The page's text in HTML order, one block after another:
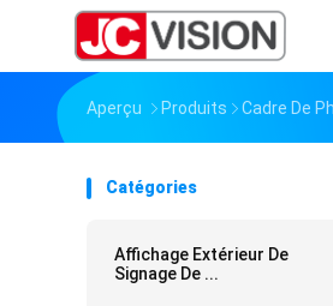
Aperçu Produits Cadre De
Catégories
Affichage Extérieur De
Signage De ...